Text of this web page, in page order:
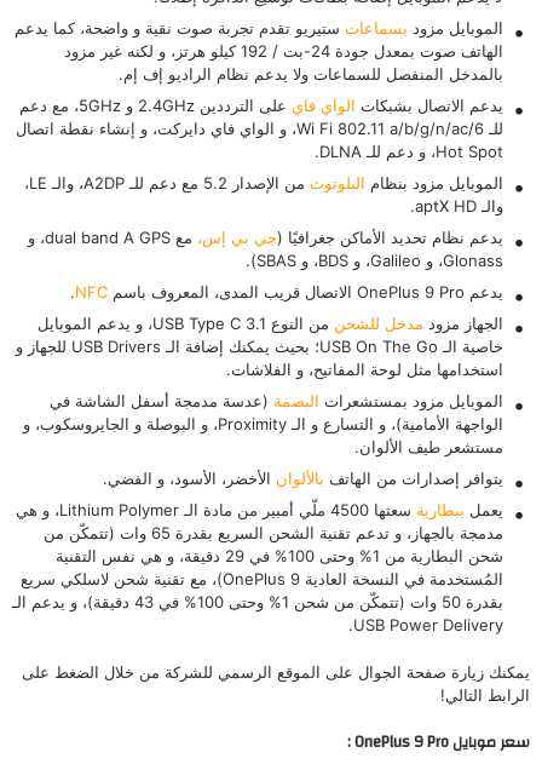
الموبايل مزود بسماعات ستيريو تقدم تجربة صوت نقية و واضحة، كما يدعم
الهاتف صوت بمعدل جودة 24-بت / 192 كيلو هرتز، و لكنه غير مزود
بالمدخل المنفصل للسماعات ولا يدعم نظام الراديو إف إم.
يدعم الاتصال بشبكات الواي فاي
على الترددين 2.4GHz و 5GHz، مع دعم
للـ Wi Fi 802.11 a/b/g/n/ac/6، و الواي فاي دايركت، و إنشاء نقطة اتصال
Hot Spot، و دعم للـ DLNA.
الموبايل مزود بنظام البلوتوث
من الإصدار 5.2 مع دعم للـ A2DP، والـ LE،
والـ aptX HD.
يدعم نظام تحديد الأماكن جغرافيًا (جي بي إس،
مع dual band A GPS، و
Glonass، و Galileo، و BDS، و SBAS).
يدعم OnePlus 9 Pro الاتصال قريب المدى، المعروف باسم
NFC
.
الجهاز مزود مدخل للشحن
من النوع USB Type C 3.1، و يدعم الموبايل
خاصية الـ USB On The Go؛ بحيث يمكنك إضافة الـ USB Drivers للجهاز و
استخدامها مثل لوحة المفاتيح، و الفلاشات.
الموبايل مزود بمستشعرات البصمة (عدسة مدمجة أسفل الشاشة في
الواجهة الأمامية)، و التسارع و الـ Proximity، و البوصلة و الجايروسكوب، و
مستشعر طيف الألوان.
يتوافر إصدارات من الهاتف بالألوان الأخضر، الأسود، و الفضي.
يعمل ببطارية
سعتها 4500 ملّي أمبير من مادة الـ Lithium Polymer، و هي
مدمجة بالجهاز، و تدعم تقنية الشحن السريع بقدرة 65 وات (تتمكّن من
شحن البطارية من 1% وحتى 100% في 29 دقيقة، و هي نفس التقنية
المُستخدمة في النسخة العادية OnePlus 9)، مع تقنية شحن لاسلكي سريع
بقدرة 50 وات (تتمكّن من شحن 1% وحتى 100% في 43 دقيقة)، و يدعم الـ
USB Power Delivery.
يمكنك زيارة صفحة الجوال على الموقع الرسمي للشركة من خلال الضغط على
الرابط التالي!
سعر موبايل OnePlus 9 Pro :